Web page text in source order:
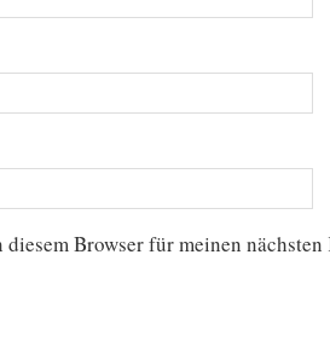
Browser für meinen